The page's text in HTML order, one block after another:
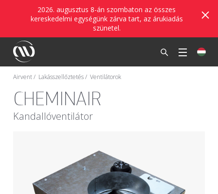
2026. augusztus 8-án szombaton az összes
kereskedelmi egységünk zárva tart, az árukiadás
szünetel.
Airvent Lakásszellőztetés Ventilátorok
CHEMINAIR
Kandallóventilátor